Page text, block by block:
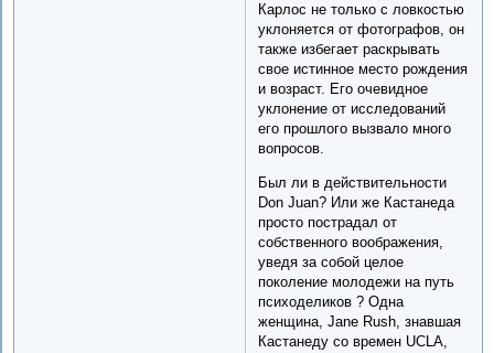
Карлос не только с ловкостью
уклоняется от фотографов, он
также избегает раскрывать
свое истинное место рождения
и возраст. Его очевидное
уклонение от исследований
его прошлого вызвало много
вопросов.
Был ли в действительности
Don Juan? Или же Кастанедa
просто пострадал от
собственного воображения,
уведя за собой целое
поколение молодежи на путь
психоделиков ? Одна
женщина, Jane Rush, знавшая
Кастанеду со времен UCLA,